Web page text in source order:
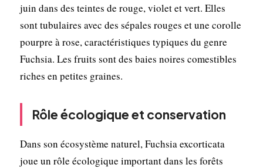
juin dans des teintes de rouge, violet et vert. Elles
sont tubulaires avec des sépales rouges et une corolle
pourpre à rose, caractéristiques typiques du genre
Fuchsia. Les fruits sont des baies noires comestibles
riches en petites graines.
Rôle écologique et conservation
Dans son écosystème naturel, Fuchsia excorticata
joue un rôle écologique important dans les forêts